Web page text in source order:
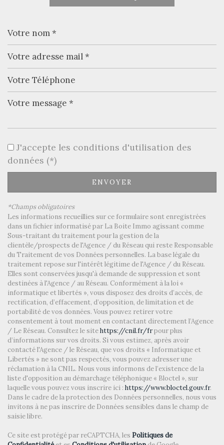
Collège
École maternelle
Bureau de poste
Mairie
statistiques
Nombre d'habitants
Propriétaires (vs. locataires)
52,69 %
Taxe habitation
Taxe foncière
Habitants de moins de 25 ans
21,94 %
Habitants de 25 à 55 ans
36,69 %
Habitants de plus de 55 ans
41,37 %
Nombre d'enfants par famille
0,65
Familles sans enfant
58,67 %
Maisons
J'accepte les conditions d'utilisation des
données (*)
ENVOYER
*Champs obligatoires
Les informations recueillies sur ce formulaire sont enregistrées
dans un fichier informatisé par La Boite Immo agissant comme
Sous-traitant du traitement pour la gestion de la
clientèle/prospects de l'Agence / du Réseau qui reste Responsable
du Traitement de vos Données personnelles. La base légale du
traitement repose sur l'intérêt légitime de l'Agence / du Réseau.
Elles sont conservées jusqu'à demande de suppression et sont
destinées à l'Agence / au Réseau. Conformément à la loi «
informatique et libertés », vous disposez des droits d’accès, de
rectification, d’effacement, d’opposition, de limitation et de
portabilité de vos données. Vous pouvez retirer votre
consentement à tout moment en contactant directement l’Agence
/ Le Réseau. Consultez le sitehttps://cnil.fr/frpour plus
d’informations sur vos droits. Si vous estimez, après avoir
contacté l'Agence / le Réseau, que vos droits « Informatique et
Libertés » ne sont pas respectés, vous pouvez adresser une
réclamation à la CNIL. Nous vous informons de l’existence de la
liste d'opposition au démarchage téléphonique « Bloctel », sur
laquelle vous pouvez vous inscrire ici : https://www.bloctel.gouv.fr.
Dans le cadre de la protection des Données personnelles, nous vous
invitons à ne pas inscrire de Données sensibles dans le champ de
saisie libre.
Ce site est protégé par reCAPTCHA, les Politiques de